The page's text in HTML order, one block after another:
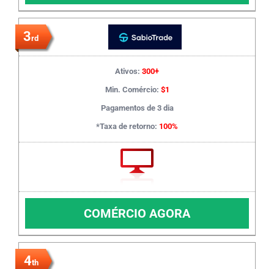
3rd
Ativos: 300+
Min. Comércio: $1
Pagamentos de 3 dia
*Taxa de retorno: 100%
COMÉRCIO AGORA
4th